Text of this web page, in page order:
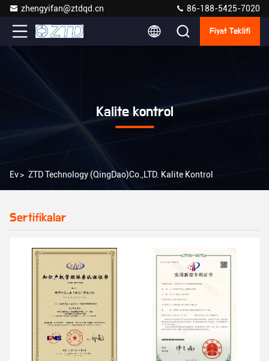
zhengyifan@ztdqd.cn 86-188-5425-7020
Fiyat Teklifi
Kalite kontrol
Ev> ZTD Technology (QingDao)Co.,LTD. Kalite Kontrol
Sertifikalar